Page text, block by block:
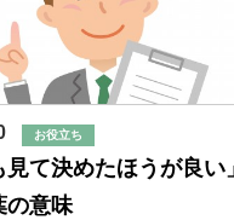
お役立ち
見て決めたほうが良い
の意味